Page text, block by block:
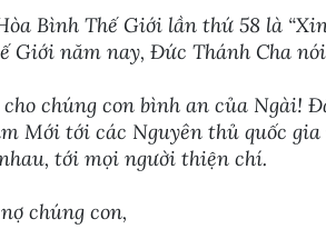
Bình Thế Giới lần thứ 58 là
Giới năm nay, Đức Thánh Cha
chúng con bình an của
Mới tới các Nguyên thủ quốc
tới mọi người thiện chí.
chúng con,